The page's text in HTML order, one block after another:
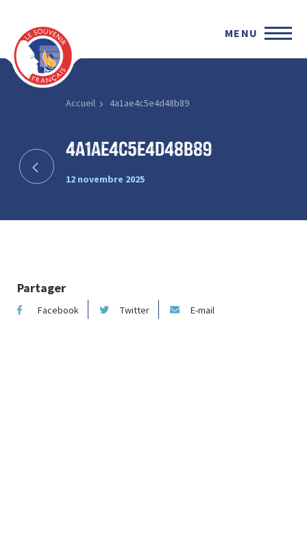
MENU
Accueil 4a1ae4c5e4d48b89
4a1ae4c5e4d48b89
12 novembre 2025
Partager
Facebook Twitter E-mail